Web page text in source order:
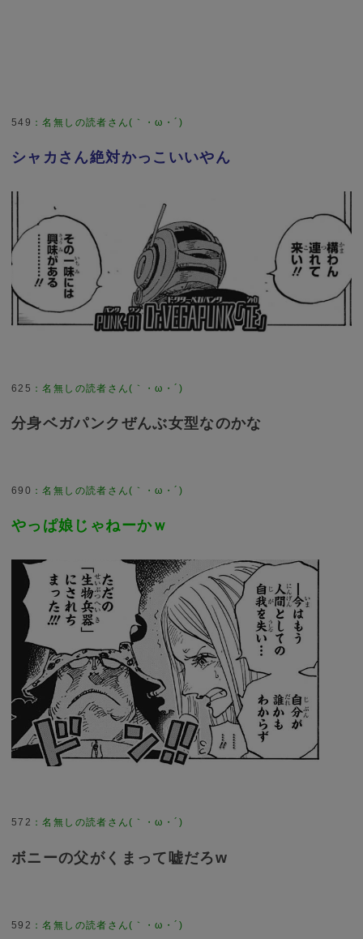
549 ：名無しの読者さん(｀・ω・´)
シャカさん絶対かっこいいやん
625 ：名無しの読者さん(｀・ω・´)
分身ベガパンクぜんぶ女型なのかな
690 ：名無しの読者さん(｀・ω・´)
やっぱ娘じゃねーかｗ
572 ：名無しの読者さん(｀・ω・´)
ボニーの父がくまって嘘だろw
592 ：名無しの読者さん(｀・ω・´)